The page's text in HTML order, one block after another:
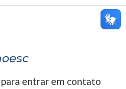
entrar em contato